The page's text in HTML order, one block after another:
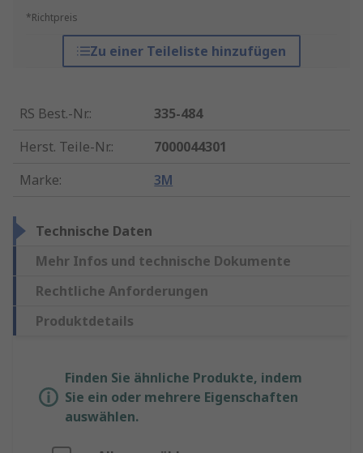
*Richtpreis
Zu einer Teileliste hinzufügen
RS Best.-Nr.:
335-484
Herst. Teile-Nr.:
7000044301
Marke: 3M
Technische Daten
Mehr Infos und technische Dokumente
Rechtliche Anforderungen
Produktdetails
Finden Sie ähnliche Produkte, indem
Sie ein oder mehrere Eigenschaften
auswählen.